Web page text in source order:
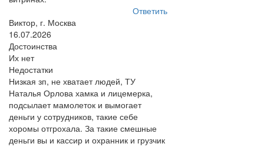
Ответить
Виктор, г. Москва
16.07.2026
Достоинства
Их нет
Недостатки
Низкая зп, не хватает людей, ТУ
Наталья Орлова хамка и лицемерка,
подсылает мамолеток и вымогает
деньги у сотрудников, такие себе
хоромы отгрохала. За такие смешные
деньги вы и кассир и охранник и грузчик